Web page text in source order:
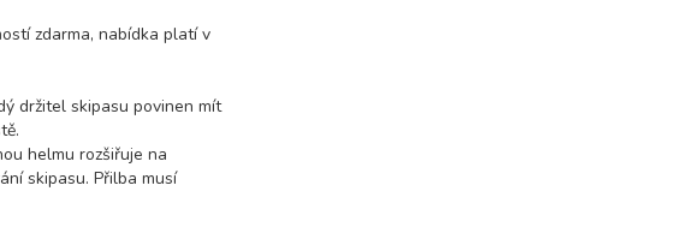
zdarma, nabídka platí v
držitel skipasu povinen mít
helmu rozšiřuje na
skipasu. Přilba musí